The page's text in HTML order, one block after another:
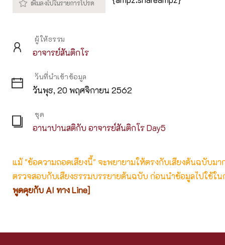
ผู้ให้ธรรม
อาจารย์สันติกโร
วันที่นำเข้าข้อมูล
วันพุธ, 20 พฤศจิกายน 2562
ชุด
อานาปานสติกับ อาจารย์สันติกโร Day5
แม้ "ข้อความถอดเสียงนี้" จะพยายามให้ตรงกับเสียงต้นฉบับม
ตรวจสอบกับเสียงธรรมบรรยายต้นฉบับ ก่อนนำข้อมูลไปใช้ใน
พูดคุยกับ AI ทาง Line]